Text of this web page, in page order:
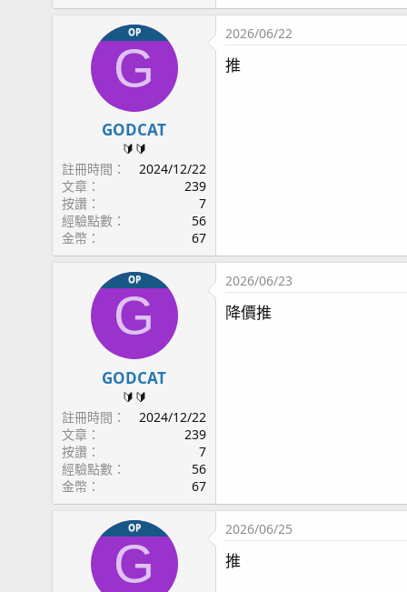
OP
G
GODCAT
🔰🔰
註冊時間
2024/12/22
文章
239
按讚
7
經驗點數
56
金幣
67
2026/06/22
推
OP
G
GODCAT
🔰🔰
註冊時間
2024/12/22
文章
239
按讚
7
經驗點數
56
金幣
67
2026/06/23
降價推
OP
G
2026/06/25
推